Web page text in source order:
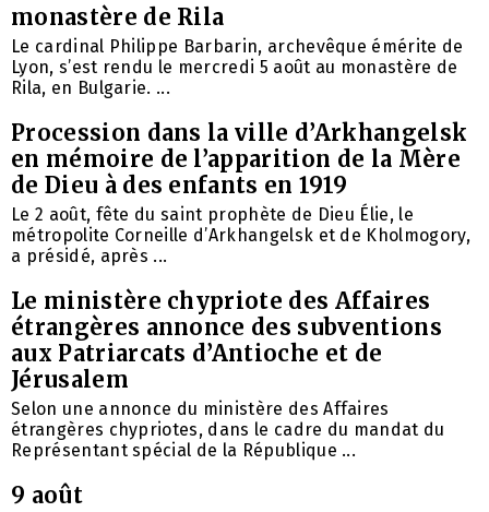
monastère de Rila
Le cardinal Philippe Barbarin, archevêque émérite de
Lyon, s’est rendu le mercredi 5 août au monastère de
Rila, en Bulgarie. ...
Procession dans la ville d’Arkhangelsk
en mémoire de l’apparition de la Mère
de Dieu à des enfants en 1919
Le 2 août, fête du saint prophète de Dieu Élie, le
métropolite Corneille d’Arkhangelsk et de Kholmogory,
a présidé, après ...
Le ministère chypriote des Affaires
étrangères annonce des subventions
aux Patriarcats d’Antioche et de
Jérusalem
Selon une annonce du ministère des Affaires
étrangères chypriotes, dans le cadre du mandat du
Représentant spécial de la République ...
9 août